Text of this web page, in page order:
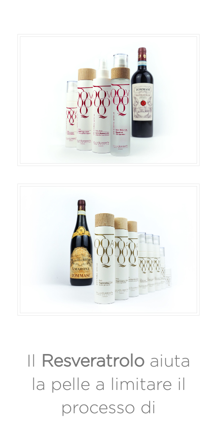
Il Resveratrolo aiuta
la pelle a limitare il
processo di